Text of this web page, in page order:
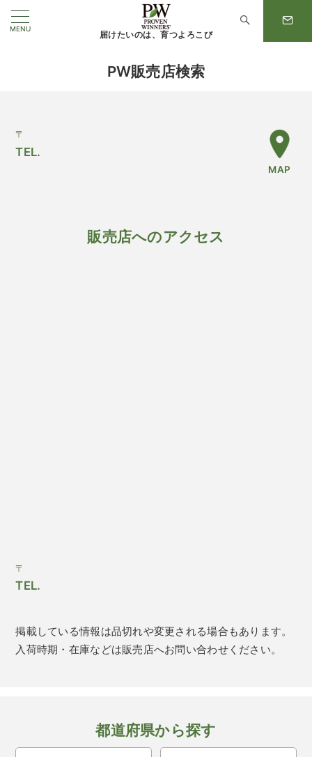
MENU
届けたいのは、育つよろこび
PW販売店検索
〒
TEL.
MAP
販売店へのアクセス
〒
TEL.
掲載している情報は品切れや変更される場合もあります。
入荷時期・在庫などは販売店へお問い合わせください。
都道府県から探す